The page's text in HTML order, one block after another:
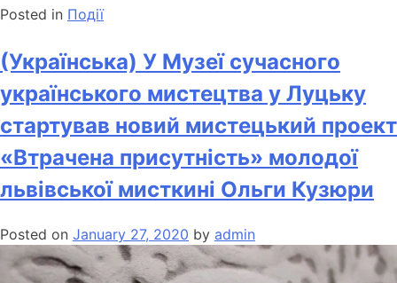
Posted in Події
(Українська) У Музеї сучасного
українського мистецтва у Луцьку
стартував новий мистецький проект
«Втрачена присутність» молодої
львівської мисткині Ольги Кузюри
Posted on January 27, 2020 by admin